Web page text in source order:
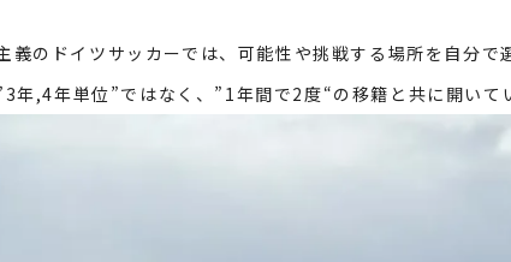
義のドイツサッカーでは、可能性や挑戦する場所を自分
3年,4年単位”ではなく、” 1年間で2度“の移籍と共に開いて